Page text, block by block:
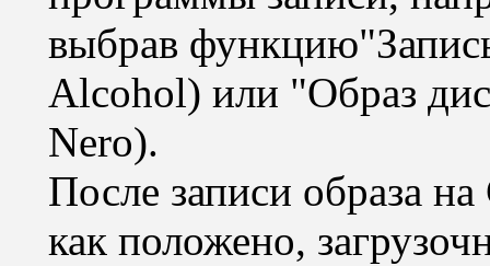
выбрав
Alcohol) или "Образ
Nero).
После записи образа
как положено,